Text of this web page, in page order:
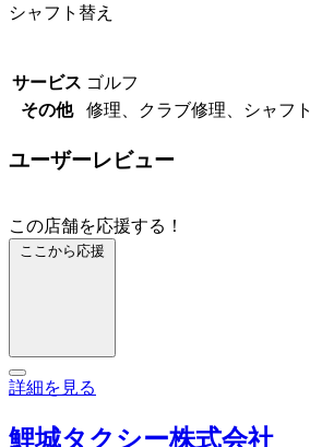
シャフト替え
サービス ゴルフ
その他
修理、クラブ修理、シャフ
ユーザーレビュー
この店舗を応援する！
ここから応援
詳細を見る
鯉城タクシー株式会社